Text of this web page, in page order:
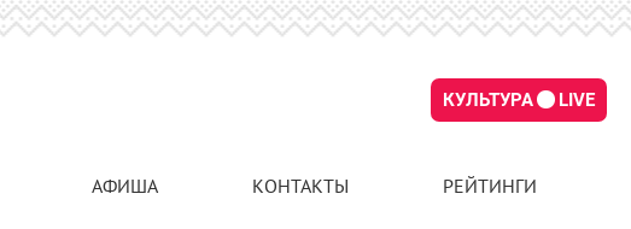
КУЛЬТУРА LIVE
АФИША КОНТАКТЫ РЕЙТИНГИ